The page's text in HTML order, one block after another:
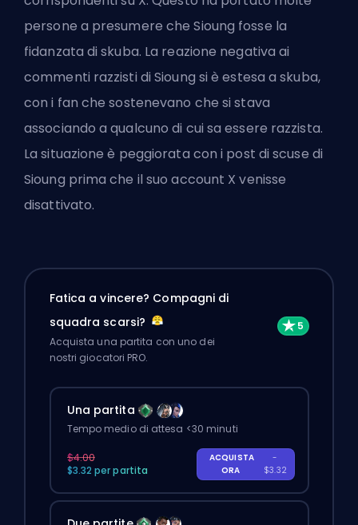
persone a presumere che Sioung fosse la
fidanzata di skuba. La reazione negativa ai
commenti razzisti di Sioung si è estesa a skuba,
con i fan che sostenevano che si stava
associando a qualcuno di cui sa essere razzista.
La situazione è peggiorata con i post di scuse di
Sioung prima che il suo account X venisse
disattivato.
Fatica a vincere? Compagni di
squadra scarsi?
Acquista una partita con uno dei
nostri giocatori PRO.
Una partita
Tempo medio di attesa <30 minuti
$4.00
$3.32 per partita
ACQUISTA
ORA
-
$3.32